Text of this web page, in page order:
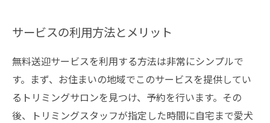
サービスの利用方法とメリット
無料送迎サービスを利用する方法は非常にシンプルで
す。まず、お住まいの地域でこのサービスを提供してい
るトリミングサロンを見つけ、予約を行います。その
後、トリミングスタッフが指定した時間に自宅まで愛犬